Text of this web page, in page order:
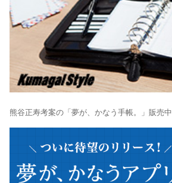
熊谷正寿考案の「夢が、かなう手帳。」販売中